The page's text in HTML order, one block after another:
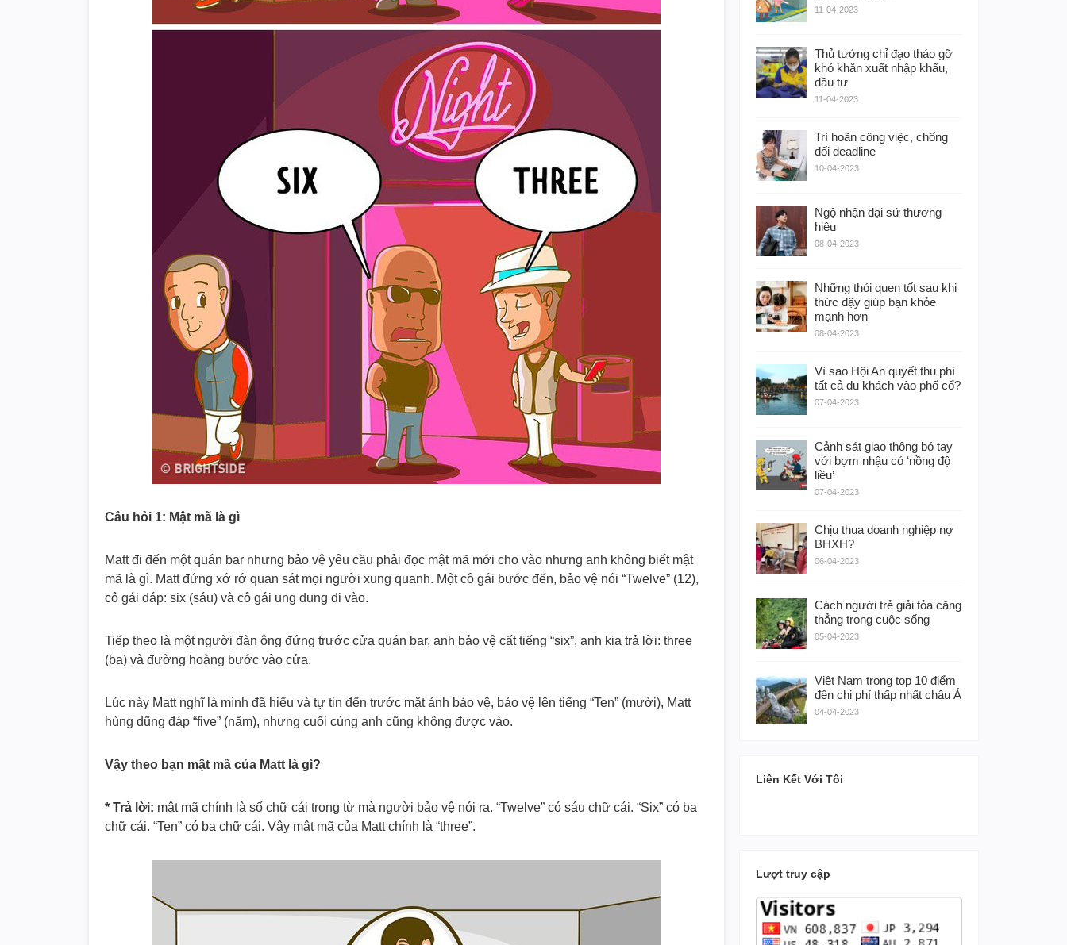
Câu hỏi 1: Mật mã là gì
Matt đi đến một quán bar nhưng bảo vệ yêu cầu phải đọc mật mã mới cho vào nhưng anh không biết mật
mã là gì. Matt đứng xớ rớ quan sát mọi người xung quanh. Một cô gái bước đến, bảo vệ nói “Twelve” (12),
cô gái đáp: six (sáu) và cô gái ung dung đi vào.
Tiếp theo là một người đàn ông đứng trước cửa quán bar, anh bảo vệ cất tiếng “six”, anh kia trả lời: three
(ba) và đường hoàng bước vào cửa.
Lúc này Matt nghĩ là mình đã hiểu và tự tin đến trước mặt ảnh bảo vệ, bảo vệ lên tiếng “Ten” (mười), Matt
hùng dũng đáp “five” (năm), nhưng cuối cùng anh cũng không được vào.
Vậy theo bạn mật mã của Matt là gì?
* Trả lời: mật mã chính là số chữ cái trong từ mà người bảo vệ nói ra. “Twelve” có sáu chữ cái. “Six” có ba
chữ cái. “Ten” có ba chữ cái. Vậy mật mã của Matt chính là “three”.
11-04-2023
Thủ tướng chỉ đạo tháo gỡ
khó khăn xuất nhập khẩu,
đầu tư
11-04-2023
Trì hoãn công việc, chống
đối deadline
10-04-2023
Ngộ nhận đại sứ thương
hiệu
08-04-2023
Những thói quen tốt sau khi
thức dậy giúp bạn khỏe
mạnh hơn
08-04-2023
Vì sao Hội An quyết thu phí
tất cả du khách vào phố cổ?
07-04-2023
Cảnh sát giao thông bó tay
với bợm nhậu có ‘nồng độ
liều’
07-04-2023
Chịu thua doanh nghiệp nợ
BHXH?
06-04-2023
Cách người trẻ giải tỏa căng
thẳng trong cuộc sống
05-04-2023
Việt Nam trong top 10 điểm
đến chi phí thấp nhất châu Á
04-04-2023
Liên Kết Với Tôi
Lượt truy cập